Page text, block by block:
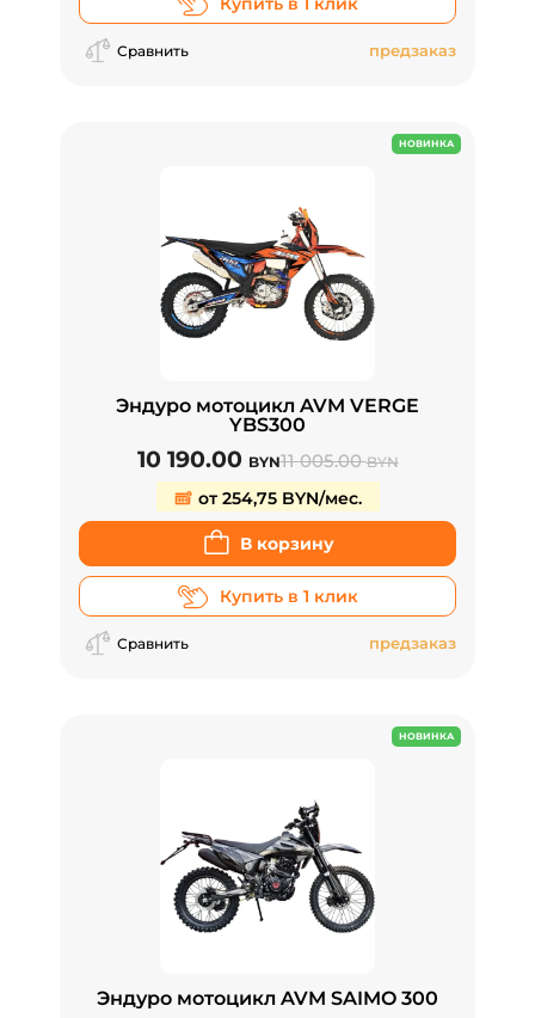
Сравнить предзаказ
НОВИНКА
Эндуро мотоцикл AVM VERGE
YBS300
10 190.00 BYN11 005.00BYN
от 254,75 BYN/мес.
В корзину
Купить в 1 клик
Сравнить предзаказ
НОВИНКА
Эндуро мотоцикл AVM SAIMO 300